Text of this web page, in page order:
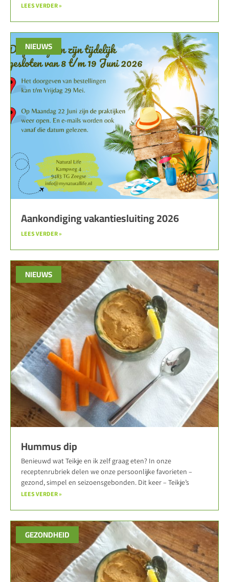
LEES VERDER »
NIEUWS
Aankondiging vakantiesluiting 2026
LEES VERDER »
NIEUWS
Hummus dip
Benieuwd wat Teikje en ik zelf graag eten? In onze
receptenrubriek delen we onze persoonlijke favorieten –
gezond, simpel en seizoensgebonden. Dit keer – Teikje’s
LEES VERDER »
GEZONDHEID